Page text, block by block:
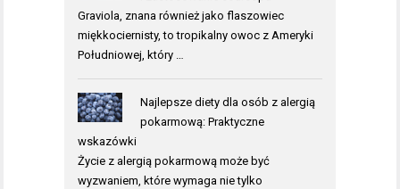
Graviola, znana również jako flaszowiec
miękkociernisty, to tropikalny owoc z Ameryki
Południowej, który …
Najlepsze diety dla osób z alergią
pokarmową: Praktyczne
wskazówki
Życie z alergią pokarmową może być
wyzwaniem, które wymaga nie tylko